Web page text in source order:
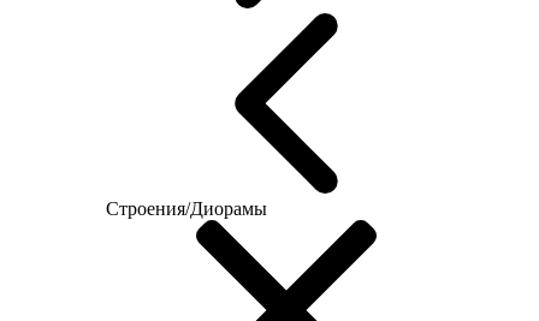
Строения/Диорамы